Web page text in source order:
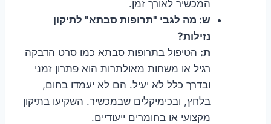
המכשיר לאורך זמן.
ש: מה לגבי "תרופות סבתא" לתיקון
נזילות?
ת: הטיפול בתרופות סבתא כמו סרט הדבקה
רגיל או משחות מאולתרות הוא פתרון זמני
ובדרך כלל לא יעיל. הם לא יעמדו בחום,
בלחץ, ובכימיקלים שבמכשיר. השקיעו בתיקון
מקצועי או בחומרים ייעודיים.